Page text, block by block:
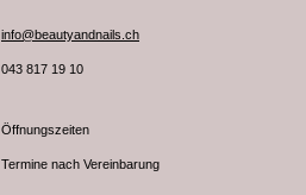
info@beautyandnails.ch
043 817 19 10
Öffnungszeiten
Termine nach Vereinbarung